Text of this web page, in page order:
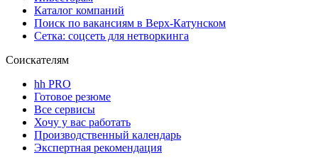
Каталог компаний
Поиск по вакансиям в Верх-Катунском
Сетка: соцсеть для нетворкинга
Соискателям
hh PRO
Готовое резюме
Все сервисы
Хочу у вас работать
Производственный календарь
Экспертная рекомендация